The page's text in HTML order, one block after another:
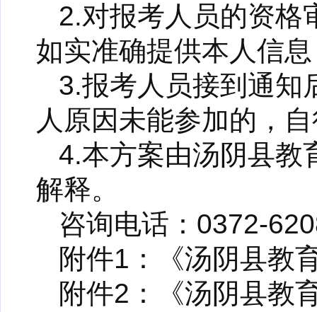
2.对报考人员的资格
如实准确提供本人信
3.报考人员接到通知
人原因未能参加的，
4.本方案由汤阴县教
解释。
咨询电话：0372-
附件1：《汤阴县教
附件2：《汤阴县教